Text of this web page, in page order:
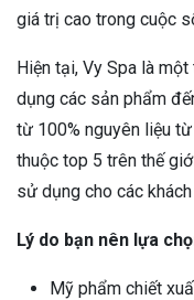
giá trị cao trong cuộc
Hiện tại, Vy Spa là
dụng các sản phẩm
từ 100% nguyên liệu
thuộc top 5 trên thế
sử dụng cho các khách
Lý do bạn nên lựa
Mỹ phẩm chiết